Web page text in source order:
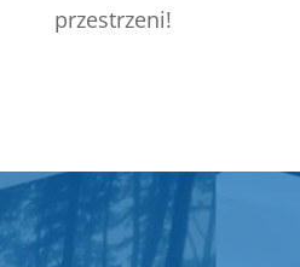
przestrzeni!